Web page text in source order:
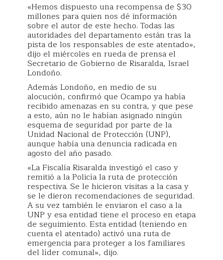
«Hemos dispuesto una recompensa de $30
millones para quien nos dé información
sobre el autor de este hecho. Todas las
autoridades del departamento están tras la
pista de los responsables de este atentado»,
dijo el miércoles en rueda de prensa el
Secretario de Gobierno de Risaralda, Israel
Londoño.
Además Londoño, en medio de su
alocución, confirmó que Ocampo ya había
recibido amenazas en su contra, y que pese
a esto, aún no le habían asignado ningún
esquema de seguridad por parte de la
Unidad Nacional de Protección (UNP),
aunque había una denuncia radicada en
agosto del año pasado.
«La Fiscalía Risaralda investigó el caso y
remitió a la Policía la ruta de protección
respectiva. Se le hicieron visitas a la casa y
se le dieron recomendaciones de seguridad.
A su vez también le enviaron el caso a la
UNP y esa entidad tiene el proceso en etapa
de seguimiento. Esta entidad (teniendo en
cuenta el atentado) activó una ruta de
emergencia para proteger a los familiares
del líder comunal», dijo.